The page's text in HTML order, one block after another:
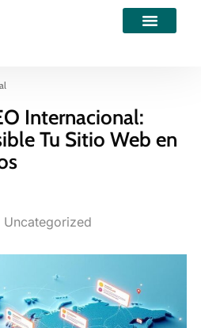
Internacional:
Tu Sitio Web en
Uncategorized